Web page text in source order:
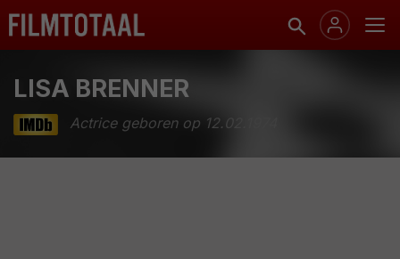
LISA BRENNER
Actrice geboren op 12.02.1974